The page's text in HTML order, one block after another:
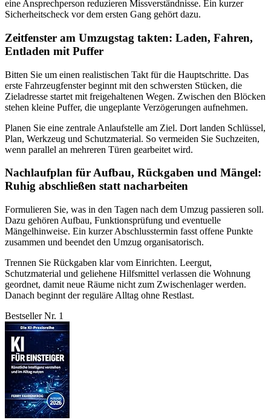
eine Ansprechperson reduzieren Missverständnisse. Ein kurzer
Sicherheitscheck vor dem ersten Gang gehört dazu.
Zeitfenster am Umzugstag takten: Laden, Fahren,
Entladen mit Puffer
Bitten Sie um einen realistischen Takt für die Hauptschritte. Das
erste Fahrzeugfenster beginnt mit den schwersten Stücken, die
Zieladresse startet mit freigehaltenen Wegen. Zwischen den Blöcken
stehen kleine Puffer, die ungeplante Verzögerungen aufnehmen.
Planen Sie eine zentrale Anlaufstelle am Ziel. Dort landen Schlüssel,
Plan, Werkzeug und Schutzmaterial. So vermeiden Sie Suchzeiten,
wenn parallel an mehreren Türen gearbeitet wird.
Nachlaufplan für Aufbau, Rückgaben und Mängel:
Ruhig abschließen statt nacharbeiten
Formulieren Sie, was in den Tagen nach dem Umzug passieren soll.
Dazu gehören Aufbau, Funktionsprüfung und eventuelle
Mängelhinweise. Ein kurzer Abschlusstermin fasst offene Punkte
zusammen und beendet den Umzug organisatorisch.
Trennen Sie Rückgaben klar vom Einrichten. Leergut,
Schutzmaterial und geliehene Hilfsmittel verlassen die Wohnung
geordnet, damit neue Räume nicht zum Zwischenlager werden.
Danach beginnt der reguläre Alltag ohne Restlast.
Bestseller Nr. 1